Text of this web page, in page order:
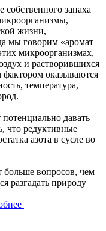
запаха
жизни,
мы говорим «аромат
микроорганизмах,
и растворившихся
оказываются
температура,
давать
что редуктивные
азота в сусле во
больше вопросов, чем
разгадать природу